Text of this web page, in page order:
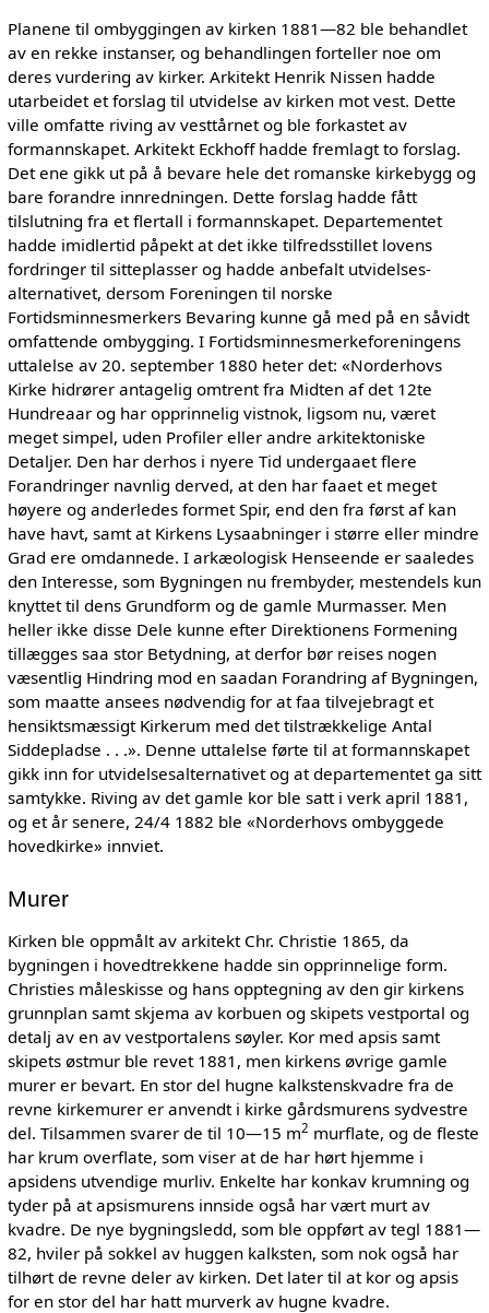
Planene til ombyggingen av kirken 1881—82 ble behandlet
av en rekke instanser, og behandlingen forteller noe om
deres vurdering av kirker. Arkitekt Henrik Nissen hadde
utarbeidet et forslag til utvidelse av kirken mot vest. Dette
ville omfatte riving av vesttårnet og ble forkastet av
formannskapet. Arkitekt Eckhoff hadde fremlagt to forslag.
Det ene gikk ut på å bevare hele det romanske kirkebygg og
bare forandre innredningen. Dette forslag hadde fått
tilslutning fra et flertall i formannskapet. Departementet
hadde imidlertid påpekt at det ikke tilfredsstillet lovens
fordringer til sitteplasser og hadde anbefalt utvidelses-
alternativet, dersom Foreningen til norske
Fortidsminnesmerkers Bevaring kunne gå med på en såvidt
omfattende ombygging. I Fortidsminnesmerkeforeningens
uttalelse av 20. september 1880 heter det: «Norderhovs
Kirke hidrører antagelig omtrent fra Midten af det 12te
Hundreaar og har opprinnelig vistnok, ligsom nu, været
meget simpel, uden Profiler eller andre arkitektoniske
Detaljer. Den har derhos i nyere Tid undergaaet flere
Forandringer navnlig derved, at den har faaet et meget
høyere og anderledes formet Spir, end den fra først af kan
have havt, samt at Kirkens Lysaabninger i større eller mindre
Grad ere omdannede. I arkæologisk Henseende er saaledes
den Interesse, som Bygningen nu frembyder, mestendels kun
knyttet til dens Grundform og de gamle Murmasser. Men
heller ikke disse Dele kunne efter Direktionens Formening
tillægges saa stor Betydning, at derfor bør reises nogen
væsentlig Hindring mod en saadan Forandring af Bygningen,
som maatte ansees nødvendig for at faa tilvejebragt et
hensiktsmæssigt Kirkerum med det tilstrækkelige Antal
Siddepladse . . .». Denne uttalelse førte til at formannskapet
gikk inn for utvidelsesalternativet og at departementet ga sitt
samtykke. Riving av det gamle kor ble satt i verk april 1881,
og et år senere, 24/4 1882 ble «Norderhovs ombyggede
hovedkirke» innviet.
Murer
Kirken ble oppmålt av arkitekt Chr. Christie 1865, da
bygningen i hovedtrekkene hadde sin opprinnelige form.
Christies måleskisse og hans opptegning av den gir kirkens
grunnplan samt skjema av korbuen og skipets vestportal og
detalj av en av vestportalens søyler. Kor med apsis samt
skipets østmur ble revet 1881, men kirkens øvrige gamle
murer er bevart. En stor del hugne kalkstenskvadre fra de
revne kirkemurer er anvendt i kirke gårdsmurens sydvestre
del. Tilsammen svarer de til 10—15 m2 murflate, og de fleste
har krum overflate, som viser at de har hørt hjemme i
apsidens utvendige murliv. Enkelte har konkav krumning og
tyder på at apsismurens innside også har vært murt av
kvadre. De nye bygningsledd, som ble oppført av tegl 1881—
82, hviler på sokkel av huggen kalksten, som nok også har
tilhørt de revne deler av kirken. Det later til at kor og apsis
for en stor del har hatt murverk av hugne kvadre.